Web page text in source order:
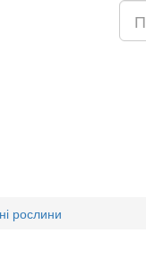
рослини